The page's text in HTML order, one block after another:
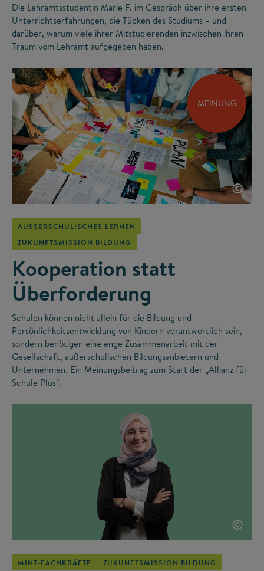
Die Lehramtsstudentin Marie F. im Gespräch über ihre ersten
Unterrichtserfahrungen, die Tücken des Studiums – und
darüber, warum viele ihrer Mitstudierenden inzwischen ihren
Traum vom Lehramt aufgegeben haben.
MEINUNG
©
AUSSERSCHULISCHES LERNEN
ZUKUNFTSMISSION BILDUNG
Kooperation statt
Überforderung
Schulen können nicht allein für die Bildung und
Persönlichkeitsentwicklung von Kindern verantwortlich sein,
sondern benötigen eine enge Zusammenarbeit mit der
Gesellschaft, außerschulischen Bildungsanbietern und
Unternehmen. Ein Meinungsbeitrag zum Start der „Allianz für
Schule Plus“.
©
MINT-FACHKRÄFTE ZUKUNFTSMISSION BILDUNG